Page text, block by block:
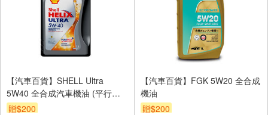
【汽車百貨】SHELL Ultra
5W40 全合成汽車機油 (平行輸
入)
贈$200
【汽車百貨】FGK 5W20 全合成
機油
贈$200